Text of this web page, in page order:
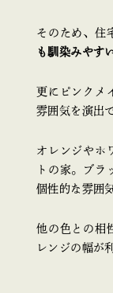
そのため、住
も馴染みやす
更にピンクメ
雰囲気を演出
オレンジやホ
トの家。ブ
個性的な雰囲
他の色との相
レンジの幅が